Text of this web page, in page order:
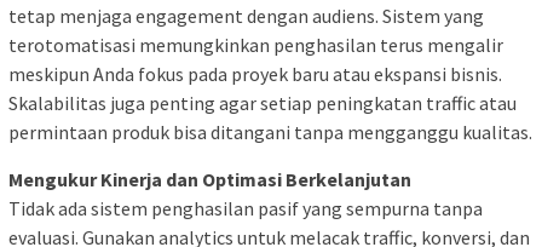
tetap menjaga engagement dengan audiens. Sistem yang
terotomatisasi memungkinkan penghasilan terus mengalir
meskipun Anda fokus pada proyek baru atau ekspansi bisnis.
Skalabilitas juga penting agar setiap peningkatan traffic atau
permintaan produk bisa ditangani tanpa mengganggu kualitas.
Mengukur Kinerja dan Optimasi Berkelanjutan
Tidak ada sistem penghasilan pasif yang sempurna tanpa
evaluasi. Gunakan analytics untuk melacak traffic, konversi, dan